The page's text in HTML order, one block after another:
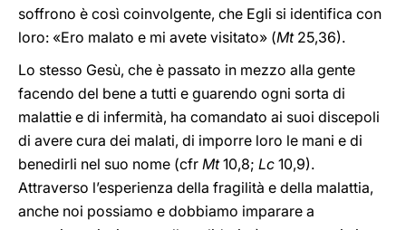
soffrono è così coinvolgente, che Egli si identifica con
loro: «Ero malato e mi avete visitato» (Mt25,36).
Lo stesso Gesù, che è passato in mezzo alla gente
facendo del bene a tutti e guarendo ogni sorta di
malattie e di infermità, ha comandato ai suoi discepoli
di avere cura dei malati, di imporre loro le mani e di
benedirli nel suo nome (cfr Mt10,8; Lc 10,9).
Attraverso l’esperienza della fragilità e della malattia,
anche noi possiamo e dobbiamo imparare a